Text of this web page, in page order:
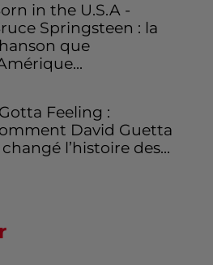
in the U.S.A -
Springsteen : la
que
Feeling :
David Guetta
changé l’histoire des...